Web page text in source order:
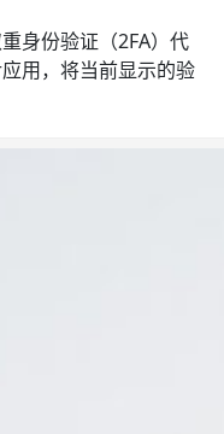
身份验证（2FA）代
用，将当前显示的验